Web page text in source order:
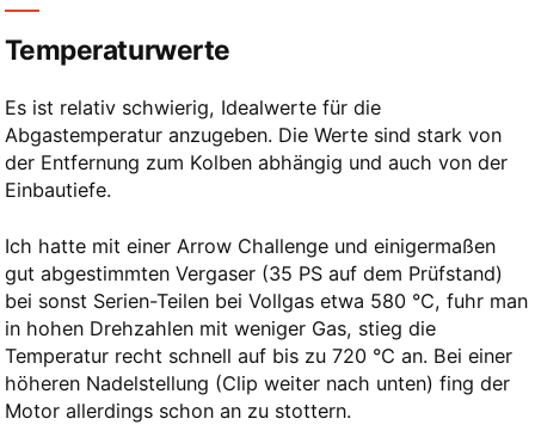
Temperaturwerte
Es ist relativ schwierig, Idealwerte für die
Abgastemperatur anzugeben. Die Werte sind stark von
der Entfernung zum Kolben abhängig und auch von der
Einbautiefe.
Ich hatte mit einer Arrow Challenge und einigermaßen
gut abgestimmten Vergaser (35 PS auf dem Prüfstand)
bei sonst Serien-Teilen bei Vollgas etwa 580 °C, fuhr man
in hohen Drehzahlen mit weniger Gas, stieg die
Temperatur recht schnell auf bis zu 720 °C an. Bei einer
höheren Nadelstellung (Clip weiter nach unten) fing der
Motor allerdings schon an zu stottern.